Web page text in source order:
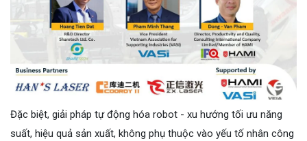
Đặc biệt, giải pháp tự động hóa robot - xu hướng tối ưu năng
suất, hiệu quả sản xuất, không phụ thuộc vào yếu tố nhân công